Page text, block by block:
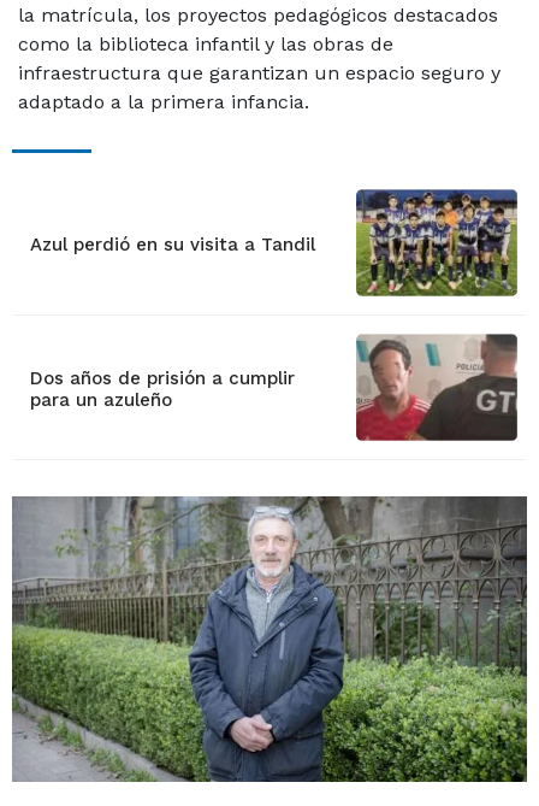
la matrícula, los proyectos pedagógicos destacados
como la biblioteca infantil y las obras de
infraestructura que garantizan un espacio seguro y
adaptado a la primera infancia.
Azul perdió en su visita a Tandil
Dos años de prisión a cumplir
para un azuleño